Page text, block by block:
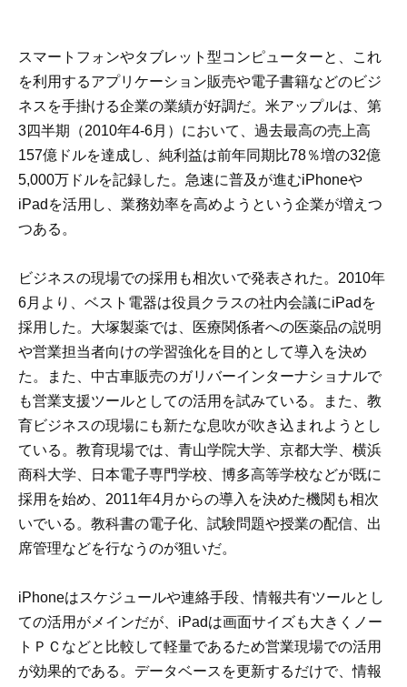
スマートフォンやタブレット型コンピューターと、これ
を利用するアプリケーション販売や電子書籍などのビジ
ネスを手掛ける企業の業績が好調だ。米アップルは、第
3四半期（2010年4-6月）において、過去最高の売上高
157億ドルを達成し、純利益は前年同期比78％増の32億
5,000万ドルを記録した。急速に普及が進むiPhoneや
iPadを活用し、業務効率を高めようという企業が増えつ
つある。
ビジネスの現場での採用も相次いで発表された。2010年
6月より、ベスト電器は役員クラスの社内会議にiPadを
採用した。大塚製薬では、医療関係者への医薬品の説明
や営業担当者向けの学習強化を目的として導入を決め
た。また、中古車販売のガリバーインターナショナルで
も営業支援ツールとしての活用を試みている。また、教
育ビジネスの現場にも新たな息吹が吹き込まれようとし
ている。教育現場では、青山学院大学、京都大学、横浜
商科大学、日本電子専門学校、博多高等学校などが既に
採用を始め、2011年4月からの導入を決めた機関も相次
いでいる。教科書の電子化、試験問題や授業の配信、出
席管理などを行なうのが狙いだ。
iPhoneはスケジュールや連絡手段、情報共有ツールとし
ての活用がメインだが、iPadは画面サイズも大きくノー
トＰＣなどと比較して軽量であるため営業現場での活用
が効果的である。データベースを更新するだけで、情報